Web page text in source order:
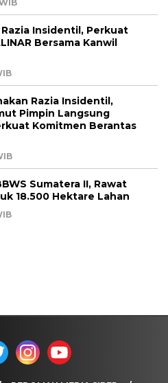
Insidentil, Perkuat
Bersama Kanwil
Razia Insidentil,
Pimpin Langsung
Komitmen Berantas
Sumatera II, Rawat
18.500 Hektare Lahan